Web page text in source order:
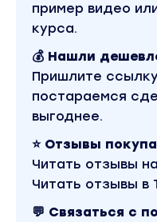
пример видео
курса.
💰 Нашли
Пришлите
постараемся
выгоднее.
⭐ Отзывы
Читать отзывы
Читать отзывы в
💬 Связаться с